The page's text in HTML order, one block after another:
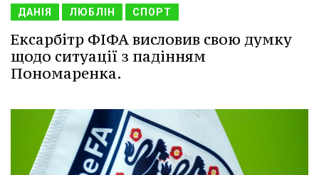
ДАНІЯ ЛЮБЛІН СПОРТ
Ексарбітр ФІФА висловив свою думку
щодо ситуації з падінням
Пономаренка.